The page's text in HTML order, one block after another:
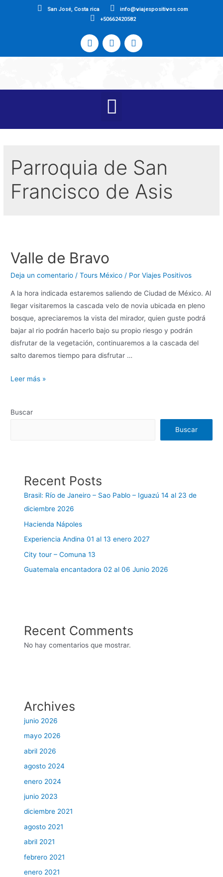
San José, Costa rica
info@viajespositivos.com
+50662420582
Parroquia de San
Francisco de Asis
Valle de Bravo
Deja un comentario /Tours México / PorViajes Positivos
A la hora indicada estaremos saliendo de Ciudad de México. Al
llegar visitaremos la cascada velo de novia ubicada en pleno
bosque, apreciaremos la vista del mirador, quien guste podrá
bajar al rio podrán hacerlo bajo su propio riesgo y podrán
disfrutar de la vegetación, continuaremos a la cascada del
salto daremos tiempo para disfrutar …
Leer más »
Buscar
Buscar
Recent Posts
Brasil: Río de Janeiro – Sao Pablo – Iguazú 14 al 23 de
diciembre 2026
Hacienda Nápoles
Experiencia Andina 01 al 13 enero 2027
City tour – Comuna 13
Guatemala encantadora 02 al 06 Junio 2026
Recent Comments
No hay comentarios que mostrar.
Archives
junio 2026
mayo 2026
abril 2026
agosto 2024
enero 2024
junio 2023
diciembre 2021
agosto 2021
abril 2021
febrero 2021
enero 2021